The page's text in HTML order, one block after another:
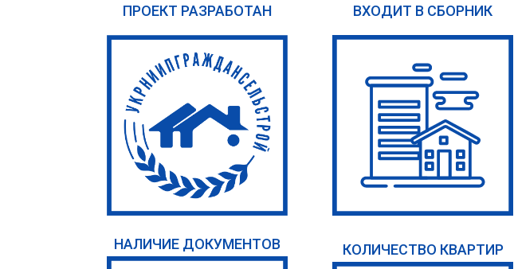
ПРОЕКТ РАЗРАБОТАН ВХОДИТ В СБОРНИК
НАЛИЧИЕ ДОКУМЕНТОВ КОЛИЧЕСТВО КВАРТИР